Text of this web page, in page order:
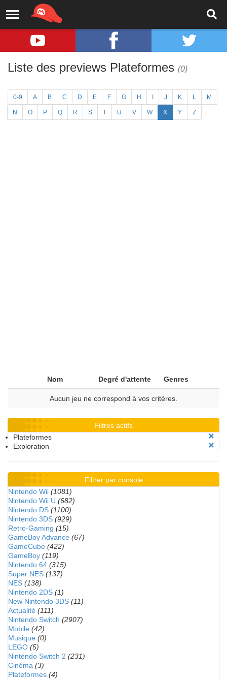
Liste des previews Plateformes (0)
0-9 A B C D E F G H J K L M
N O P Q R S T U V W X Y Z
Nom Degré d'attente Genres
Aucun jeu ne correspond à vos critères.
Filtres actifs
Plateformes
Exploration
Filtrer par console
Nintendo Wii (1081)
Nintendo Wii U (682)
Nintendo DS (1100)
Nintendo 3DS (929)
Retro-Gaming (15)
GameBoy Advance (67)
GameCube (422)
GameBoy (119)
Nintendo 64 (315)
Super NES (137)
NES (138)
Nintendo 2DS (1)
New Nintendo 3DS (11)
Actualité (111)
Nintendo Switch (2907)
Mobile (42)
Musique (0)
LEGO (5)
Nintendo Switch 2 (231)
Cinéma (3)
Plateformes (4)